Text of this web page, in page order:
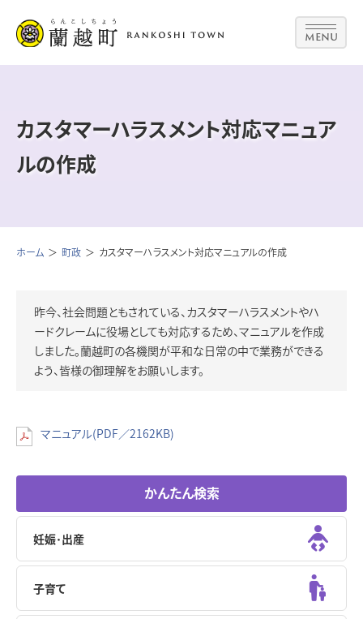
MENU
カスタマーハラスメント対応マニュア
ルの作成
ホーム 町政 カスタマーハラスメント対応マニュアルの作成
昨今、社会問題ともされている、カスタマーハラスメントやハ
ードクレームに役場としても対応するため、マニュアルを作成
しました。蘭越町の各機関が平和な日常の中で業務ができる
よう、皆様の御理解をお願いします。
マニュアル(PDF／2162KB)
かんたん検索
妊娠･出産
子育て